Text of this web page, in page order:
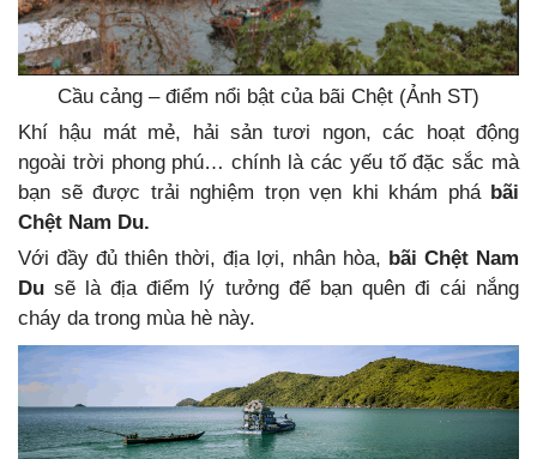
Cầu cảng – điểm nổi bật của bãi Chệt (Ảnh ST)
Khí hậu mát mẻ, hải sản tươi ngon, các hoạt động
ngoài trời phong phú… chính là các yếu tố đặc sắc mà
bạn sẽ được trải nghiệm trọn vẹn khi khám phá bãi
Chệt Nam Du.
Với đầy đủ thiên thời, địa lợi, nhân hòa, bãi Chệt Nam
Dusẽ là địa điểm lý tưởng để bạn quên đi cái nắng
cháy da trong mùa hè này.